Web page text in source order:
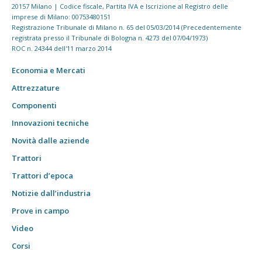
20157 Milano | Codice fiscale, Partita IVA e Iscrizione al Registro delle
imprese di Milano: 00753480151
Registrazione Tribunale di Milano n. 65 del 05/03/2014 (Precedentemente
registrata presso il Tribunale di Bologna n. 4273 del 07/04/1973)
ROC n. 24344 dell'11 marzo 2014
Economia e Mercati
Attrezzature
Componenti
Innovazioni tecniche
Novità dalle aziende
Trattori
Trattori d’epoca
Notizie dall’industria
Prove in campo
Video
Corsi